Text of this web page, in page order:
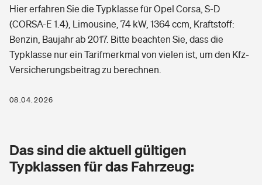
Grundfähigkeitsversicherung
Arbeitsrechtsschutz
Berufshaftpflichtversicherung
Zur Übersicht
Tools
Elementarversicherung
Glasversicherung
Freizeit
Pri­vate Haft­pflicht­
Kinderunfall­ver­si­che­rung
Gesundheit
Private Krankenversicherung
Dread-Disease-Versicherung
Hier erfahren Sie die Typklasse für Opel Corsa, S-D
(CORSA-E 1.4), Limousine, 74 kW, 1364 ccm, Kraftstoff:
Benzin, Baujahr ab 2017. Bitte beachten Sie, dass die
Typklasse nur ein Tarifmerkmal von vielen ist, um den Kfz-
Versicherungsbeitrag zu berechnen.
08.04.2026
Das sind die aktuell gültigen
Typklassen für das Fahrzeug: